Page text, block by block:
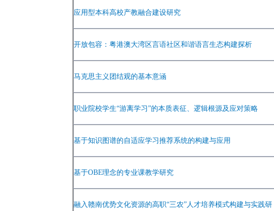
应用型本科高校产教融合建设研究
开放包容：粤港澳大湾区言语社区和谐语言生态构建探析
马克思主义团结观的基本意涵
职业院校学生“游离学习 ”的本质表征、逻辑根源及应对策略
基于知识图谱的自适应学习推荐系统的构建与应用
基于OBE理念的专业课教学研究
融入赣南优势文化资源的高职“三农”人才培养模式构建与实践研